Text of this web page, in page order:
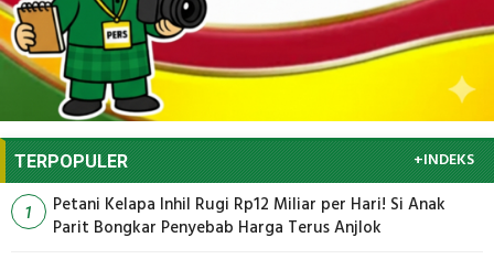
TERPOPULER +INDEKS
1
Petani Kelapa Inhil Rugi Rp12 Miliar per Hari! Si Anak
Parit Bongkar Penyebab Harga Terus Anjlok